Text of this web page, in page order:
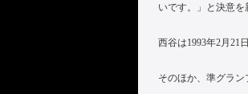
いです。」と決意を
西谷は1993年2月21
そのほか、準グラン